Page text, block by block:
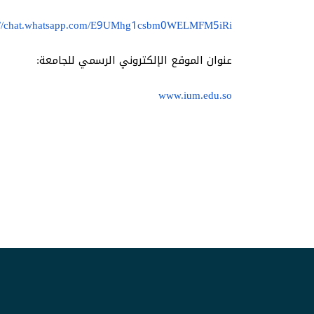
chat.whatsapp.com/E9UMhg1csbm0WELMFM5iRi
عنوان الموقع الإلكتروني الرسمي للجامعة:
www.ium.edu.so